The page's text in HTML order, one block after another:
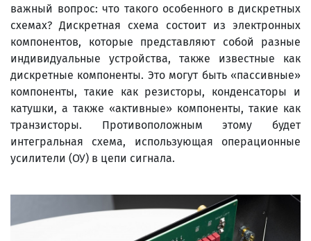
важный вопрос: что такого особенного в дискретных
схемах? Дискретная схема состоит из электронных
компонентов, которые представляют собой разные
индивидуальные устройства, также известные как
дискретные компоненты. Это могут быть «пассивные»
компоненты, такие как резисторы, конденсаторы и
катушки, а также «активные» компоненты, такие как
транзисторы. Противоположным этому будет
интегральная схема, использующая операционные
усилители (ОУ) в цепи сигнала.